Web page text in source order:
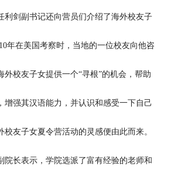
利剑副书记还向营员们介绍了海外校友子
年在美国考察时，当地的一位校友向他咨
外校友子女提供一个“寻根”的机会，帮助
增强其汉语能力，并认识和感受一下自己
友子女夏令营活动的灵感便由此而来。
院长表示，学院选派了富有经验的老师和